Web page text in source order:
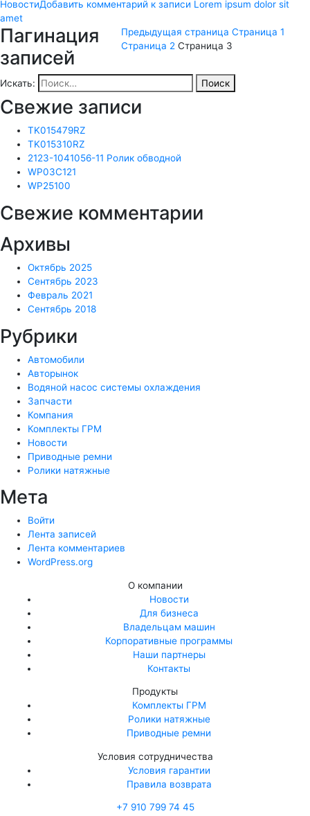
НовостиДобавить комментарий к записи Lorem ipsum dolor sit
amet
Пагинация
записей
Предыдущая страница Страница1
Страница 2 Страница 3
Искать: Поиск
Свежие записи
TK015479RZ
TK015310RZ
2123-1041056-11 Ролик обводной
WP03C121
WP25100
Свежие комментарии
Архивы
Октябрь 2025
Сентябрь 2023
Февраль 2021
Сентябрь 2018
Рубрики
Автомобили
Авторынок
Водяной насос системы охлаждения
Запчасти
Компания
Комплекты ГРМ
Новости
Приводные ремни
Ролики натяжные
Мета
Войти
Лента записей
Лента комментариев
WordPress.org
О компании
Новости
Для бизнеса
Владельцам машин
Корпоративные программы
Наши партнеры
Контакты
Продукты
Комплекты ГРМ
Ролики натяжные
Приводные ремни
Условия сотрудничества
Условия гарантии
Правила возврата
+7 910 799 74 45